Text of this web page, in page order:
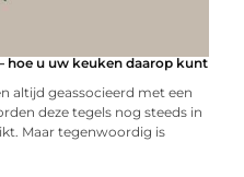
hoe u uw keuken daarop kunt
altijd geassocieerd met een
deze tegels nog steeds in
Maar tegenwoordig is